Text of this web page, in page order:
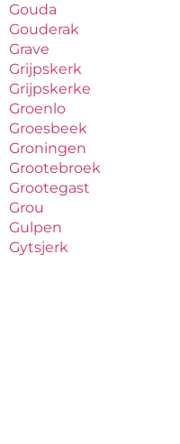
Gouda
Gouderak
Grave
Grijpskerk
Grijpskerke
Groenlo
Groesbeek
Groningen
Grootebroek
Grootegast
Grou
Gulpen
Gytsjerk